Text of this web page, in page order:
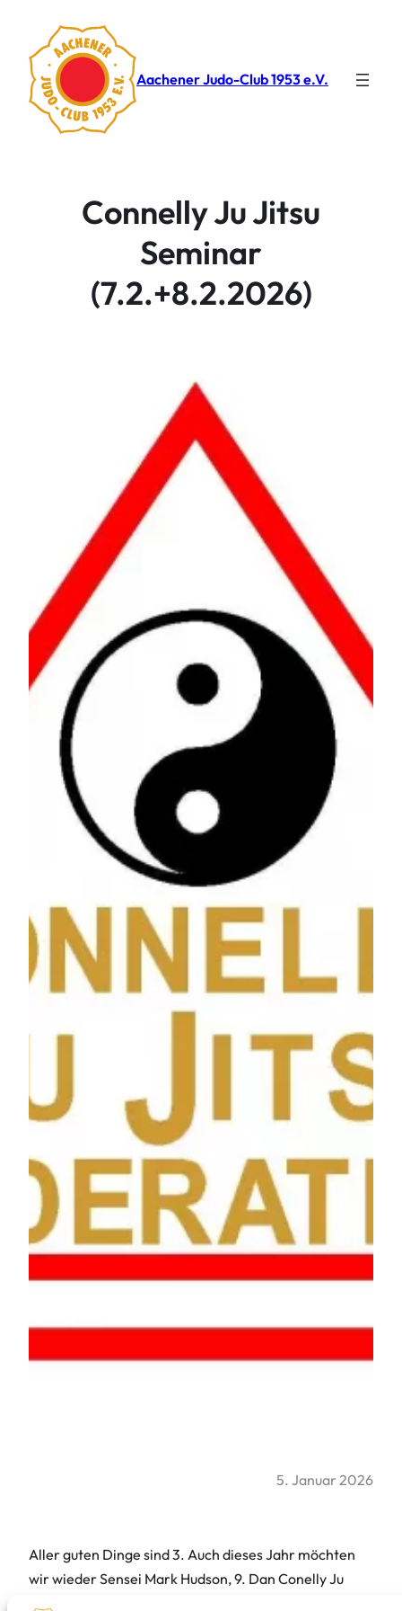
Aachener Judo-Club 1953 e.V.
Connelly Ju Jitsu
Seminar
(7.2.+8.2.2026)
5. Januar 2026
Aller guten Dinge sind 3. Auch dieses Jahr möchten
wir wieder Sensei Mark Hudson, 9. Dan Conelly Ju